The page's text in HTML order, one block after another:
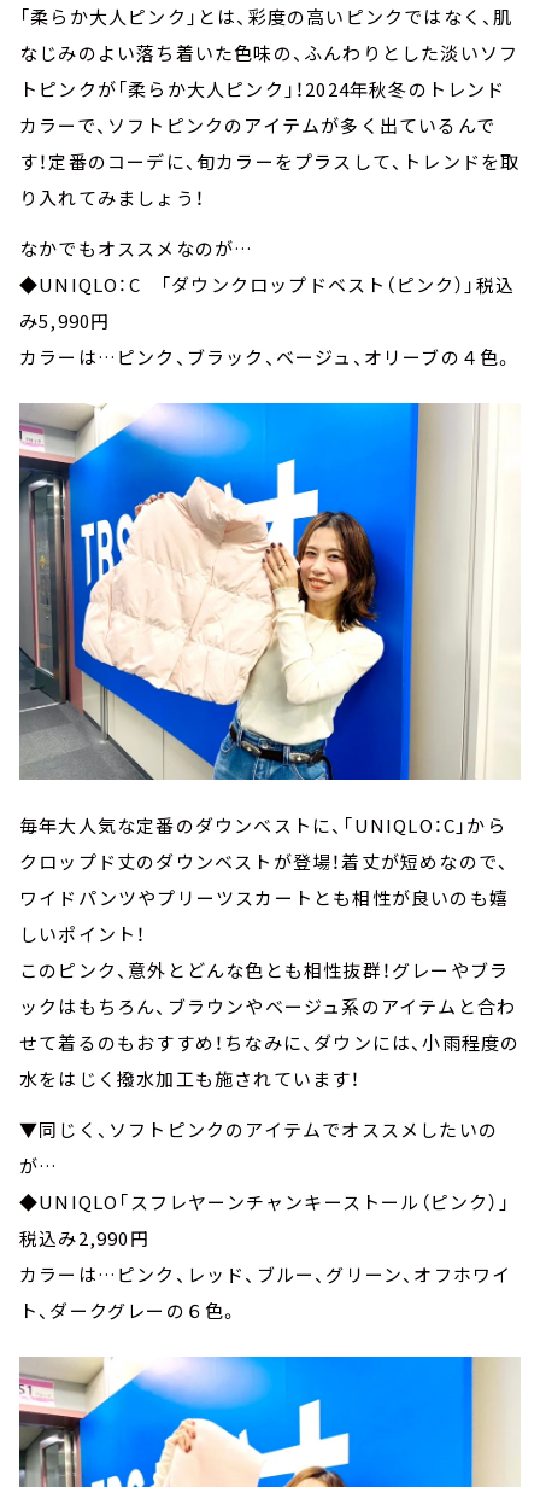
「柔らか大人ピンク」とは、彩度の高いピンクではなく、肌
なじみのよい落ち着いた色味の、ふんわりとした淡いソフ
トピンクが「柔らか大人ピンク」！2024年秋冬のトレンド
カラーで、ソフトピンクのアイテムが多く出ているんで
す！定番のコーデに、旬カラーをプラスして、トレンドを取
り入れてみましょう！
なかでもオススメなのが…
◆UNIQLO：C 「ダウンクロップドベスト（ピンク）」税込
み5,990円
カラーは…ピンク、ブラック、ベージュ、オリーブの４色。
毎年大人気な定番のダウンベストに、「UNIQLO：C」から
クロップド丈のダウンベストが登場！着丈が短めなので、
ワイドパンツやプリーツスカートとも相性が良いのも嬉
しいポイント！
このピンク、意外とどんな色とも相性抜群！グレーやブラ
ックはもちろん、ブラウンやベージュ系のアイテムと合わ
せて着るのもおすすめ！ちなみに、ダウンには、小雨程度の
水をはじく撥水加工も施されています！
▼同じく、ソフトピンクのアイテムでオススメしたいの
が…
◆UNIQLO「スフレヤーンチャンキーストール（ピンク）」
税込み2,990円
カラーは…ピンク、レッド、ブルー、グリーン、オフホワイ
ト、ダークグレーの６色。